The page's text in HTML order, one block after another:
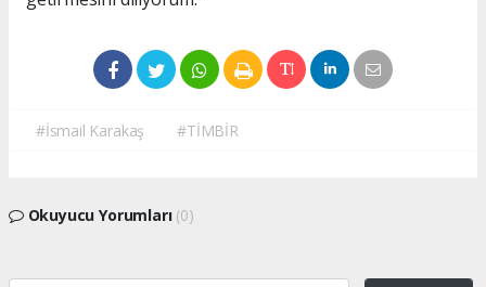
#İsmail Karakaş #TİMBİR
Okuyucu Yorumları (0)